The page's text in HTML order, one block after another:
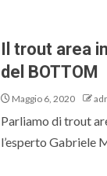
Il trout area
del BOTTOM
Maggio 6, 2020
Parliamo di trout
l’esperto Gabriele